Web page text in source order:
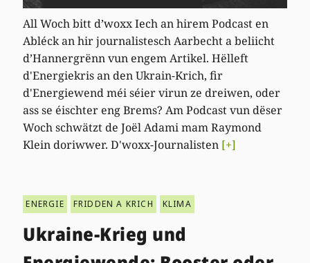
All Woch bitt d’woxx Iech an hirem Podcast en
Abléck an hir journalistesch Aarbecht a beliicht
d’Hannergrënn vun engem Artikel. Hëlleft
d'Energiekris an den Ukrain-Krich, fir
d'Energiewend méi séier virun ze dreiwen, oder
ass se éischter eng Brems? Am Podcast vun dëser
Woch schwätzt de Joël Adami mam Raymond
Klein doriwwer. D'woxx-Journalisten [+]
ENERGIE FRIDDEN A KRICH KLIMA
Ukraine-Krieg und